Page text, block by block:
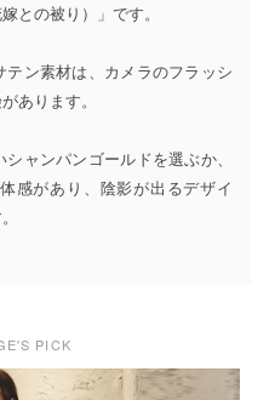
との被り）」です。
ン素材は、カメラのフラッシ
あります。
ャンパンゴールドを選ぶか、
感があり、陰影が出るデザイ
PICK